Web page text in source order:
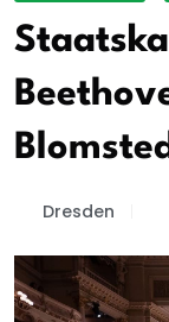
Dresden